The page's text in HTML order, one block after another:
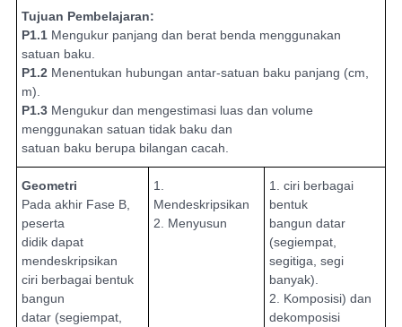
Tujuan Pembelajaran:
P1.1 Mengukur panjang dan berat benda menggunakan
satuan baku.
P1.2 Menentukan hubungan antar-satuan baku panjang (cm,
m).
P1.3 Mengukur dan mengestimasi luas dan volume
menggunakan satuan tidak baku dan
satuan baku berupa bilangan cacah.
Geometri
Pada akhir Fase B,
peserta
didik dapat
mendeskripsikan
ciri berbagai bentuk
bangun
datar (segiempat,
1.
Mendeskripsikan
2. Menyusun
1. ciri berbagai
bentuk
bangun datar
(segiempat,
segitiga, segi
banyak).
2. Komposisi) dan
dekomposisi